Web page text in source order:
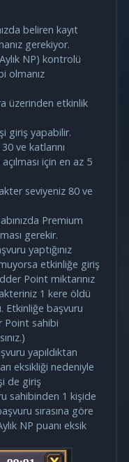
beliren kayıt
gerekiyor.
NP) kontrolü
olmanız
üzerinden etkinlik
giriş yapabilir.
ve katlarını
için en az 5
seviyeniz 80 ve
Premium
gerekir.
yaptığınız
etkinliğe giriş
Point miktarınız
1 kere öldü
Etkinliğe başvuru
Point sahibi
yapıldıktan
eksikliği nedeniyle
de giriş
sahibinden 1 kişide
sırasına göre
NP puanı eksik